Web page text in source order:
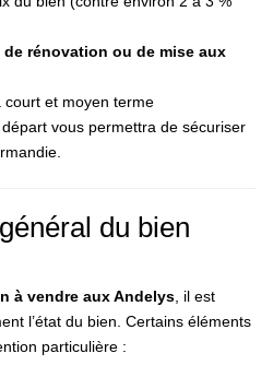
de rénovation ou de mise aux
court et moyen terme
vous permettra de sécuriser
du bien
à vendre aux Andelys , il est
l’état du bien. Certains éléments
particulière :